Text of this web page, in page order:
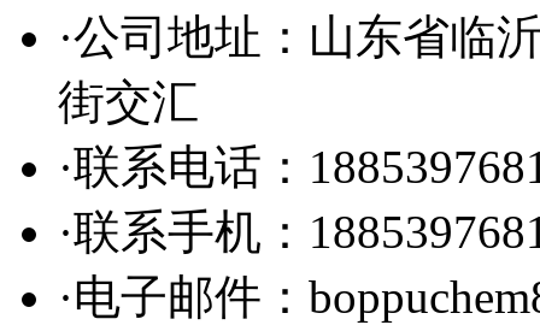
·公司地址：山东省临
街交汇
·联系电话：
·联系手机：
·电子邮件：